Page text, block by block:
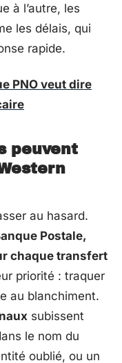
à l’autre, les
les délais, qui
rapide.
PNO veut dire
peuvent
au hasard.
Postale,
chaque transfert
priorité : traquer
au blanchiment.
subissent
le nom du
oublié, ou un